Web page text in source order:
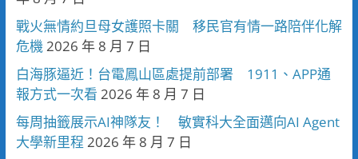
戰火無情約旦母女護照卡關 移民官有情一路陪伴化解
危機 2026 年 8 月 7 日
白海豚逼近！台電鳳山區處提前部署 1911、APP通
報方式一次看 2026 年 8 月 7 日
每周抽籤展示AI神隊友！ 敏實科大全面邁向AI Agent
大學新里程 2026 年 8 月 7 日